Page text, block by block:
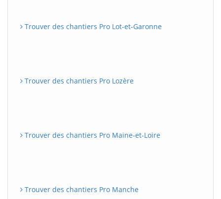
Trouver des chantiers Pro Lot-et-Garonne
Trouver des chantiers Pro Lozère
Trouver des chantiers Pro Maine-et-Loire
Trouver des chantiers Pro Manche